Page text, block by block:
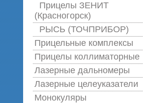
Прицелы ЗЕНИТ
(Красногорск)
РЫСЬ (ТОЧПРИБОР)
Прицельные комплексы
Прицелы коллиматорные
Лазерные дальномеры
Лазерные целеуказатели
Монокуляры